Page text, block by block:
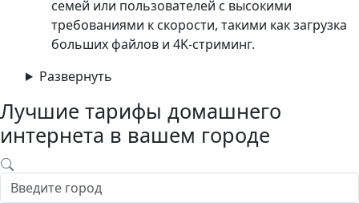
семей или пользователей с высокими
требованиями к скорости, такими как загрузка
больших файлов и 4K-стриминг.​
Развернуть
Лучшие тарифы домашнего
интернета в вашем городе